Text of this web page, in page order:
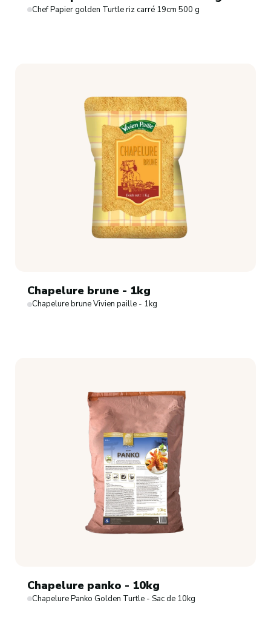
Chef Papier golden Turtle riz carré 19cm 500 g
Chapelure brune - 1kg
Chapelure brune Vivien paille - 1kg
Chapelure panko - 10kg
Chapelure Panko Golden Turtle - Sac de 10kg